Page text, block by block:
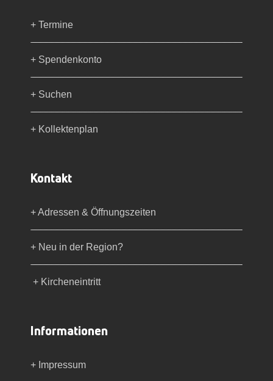
+ Termine
+ Spendenkonto
+ Suchen
+ Kollektenplan
Kontakt
+ Adressen & Öffnungszeiten
+ Neu in der Region?
+ Kircheneintritt
Informationen
+ Impressum